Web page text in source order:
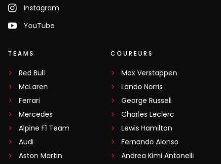
Instagram
YouTube
TEAMS
Red Bull
McLaren
Ferrari
Mercedes
Alpine F1 Team
Audi
Aston Martin
COUREURS
Max Verstappen
Lando Norris
George Russell
Charles Leclerc
Lewis Hamilton
Fernando Alonso
Andrea Kimi Antonelli